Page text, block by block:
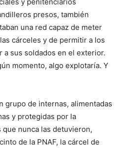
presos, también
una red capaz de meter
cárceles y de permitir a los
a sus soldados en el exterior.
momento, algo explotaría. Y
grupo de internas, alimentadas
y protegidas por la
nunca las detuvieron,
de la PNAF, la cárcel de